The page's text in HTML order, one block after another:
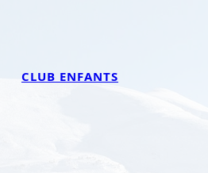
CLUB ENFANTS